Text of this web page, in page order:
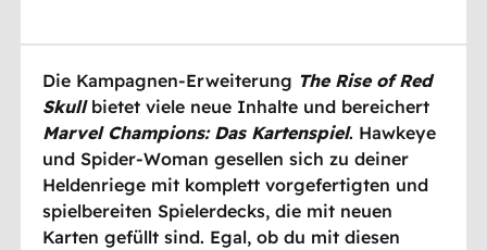
Die Kampagnen-Erweiterung The Rise of Red
Skullbietet viele neue Inhalte und bereichert
Marvel Champions: Das Kartenspiel. Hawkeye
und Spider-Woman gesellen sich zu deiner
Heldenriege mit komplett vorgefertigten und
spielbereiten Spielerdecks, die mit neuen
Karten gefüllt sind. Egal, ob du mit diesen